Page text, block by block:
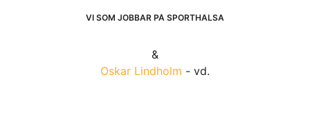
VI SOM JOBBAR PÅ SPORTHÄLSA
&
Oskar Lindholm - vd.